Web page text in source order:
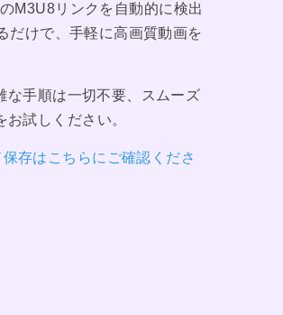
M3U8リンクを自動的に検出
だけで、手軽に高画質動画を
な手順は一切不要、スムーズ
試しください。
存はこちらにご確認くださ